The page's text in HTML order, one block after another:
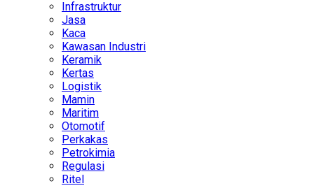
Infrastruktur
Jasa
Kaca
Kawasan Industri
Keramik
Kertas
Logistik
Mamin
Maritim
Otomotif
Perkakas
Petrokimia
Regulasi
Ritel